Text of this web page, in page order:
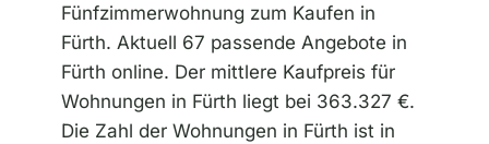
Fünfzimmerwohnung zum Kaufen in
Fürth. Aktuell 67 passende Angebote in
Fürth online. Der mittlere Kaufpreis für
Wohnungen in Fürth liegt bei 363.327 €.
Die Zahl der Wohnungen in Fürth ist in